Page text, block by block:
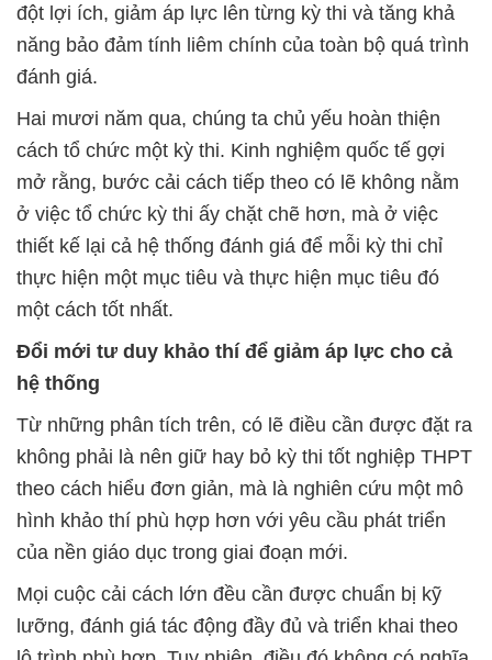
đột lợi ích, giảm áp lực lên từng kỳ thi và tăng khả
năng bảo đảm tính liêm chính của toàn bộ quá trình
đánh giá.
Hai mươi năm qua, chúng ta chủ yếu hoàn thiện
cách tổ chức một kỳ thi. Kinh nghiệm quốc tế gợi
mở rằng, bước cải cách tiếp theo có lẽ không nằm
ở việc tổ chức kỳ thi ấy chặt chẽ hơn, mà ở việc
thiết kế lại cả hệ thống đánh giá để mỗi kỳ thi chỉ
thực hiện một mục tiêu và thực hiện mục tiêu đó
một cách tốt nhất.
Đổi mới tư duy khảo thí để giảm áp lực cho cả
hệ thống
Từ những phân tích trên, có lẽ điều cần được đặt ra
không phải là nên giữ hay bỏ kỳ thi tốt nghiệp THPT
theo cách hiểu đơn giản, mà là nghiên cứu một mô
hình khảo thí phù hợp hơn với yêu cầu phát triển
của nền giáo dục trong giai đoạn mới.
Mọi cuộc cải cách lớn đều cần được chuẩn bị kỹ
lưỡng, đánh giá tác động đầy đủ và triển khai theo